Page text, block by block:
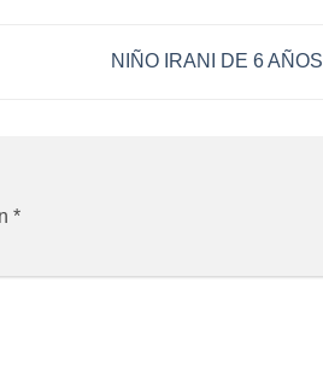
NIÑO IRANI DE 6 AÑOS
*